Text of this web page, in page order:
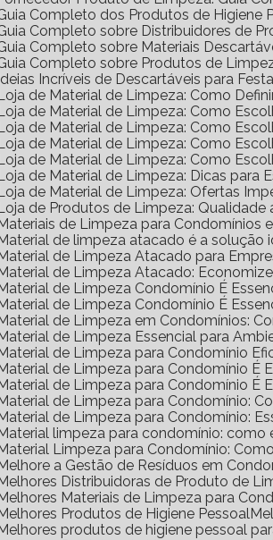
Guia Completo dos Produtos de
Guia Completo sobre Distribuidores de
Guia Completo sobre Materiais
Guia Completo sobre Produtos de
Ideias Incríveis de Descartáveis para
Loja de Material de Limpeza: Como
Loja de Material de Limpeza: Como
Loja de Material de Limpeza: Como
Loja de Material de Limpeza: Como
Loja de Material de Limpeza: Como
Loja de Material de Limpeza: Dicas para
Loja de Material de Limpeza: Ofertas
Loja de Produtos de Limpeza: Qualidade
Materiais de Limpeza para Condomínios
Material de limpeza atacado é a
Material de Limpeza Atacado para
Material de Limpeza Atacado:
Material de Limpeza Condomínio É
Material de Limpeza Condomínio É
Material de Limpeza em Condomínios:
Material de Limpeza Essencial para
Material de Limpeza para Condomínio
Material de Limpeza para Condomínio
Material de Limpeza para Condomínio
Material de Limpeza para Condomínio:
Material de Limpeza para Condomínio:
Material limpeza para condomínio:
Material Limpeza para Condomínio:
Melhore a Gestão de Resíduos em
Melhores Distribuidoras de Produto de
Melhores Materiais de Limpeza para
Melhores Produtos de Higiene Pessoal
Melhores produtos de higiene pessoal